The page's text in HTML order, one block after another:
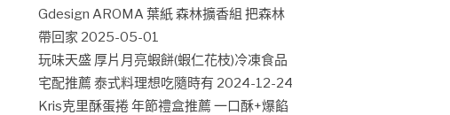
Gdesign AROMA 葉紙 森林擴香組 把森林
帶回家 2025-05-01
玩味天盛 厚片月亮蝦餅(蝦仁花枝)冷凍食品
宅配推薦 泰式料理想吃隨時有 2024-12-24
Kris克里酥蛋捲 年節禮盒推薦 一口酥+爆餡